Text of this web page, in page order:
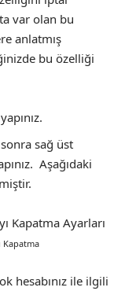
var olan bu
anlatmış
bu özelliği
sağ üst
Aşağıdaki
Kapatma
hesabınız ile ilgili